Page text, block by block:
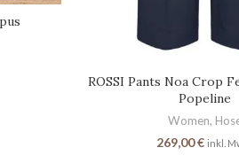
ROSSI Pants Noa Crop
Popeline
Women,
269,00€ inkl.